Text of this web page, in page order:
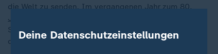
die Welt zu senden. Im vergangenen Jahr zum 80.
Jahrestag des Sieges über Hitler
Staats- und Regierungschefs in Moskau, unter ihnen
der chinesische PräsidentXi Jinping.
Deine Datenschutzeinstellungen